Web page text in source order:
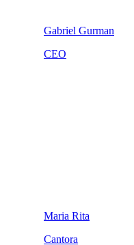
Gabriel Gurman
CEO
Maria Rita
Cantora